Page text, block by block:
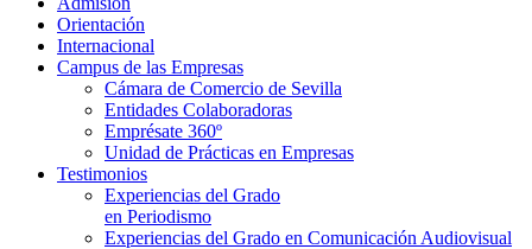
Orientación
Internacional
Campus de las Empresas
Cámara de Comercio de Sevilla
Entidades Colaboradoras
Emprésate 360º
Unidad de Prácticas en Empresas
Testimonios
Experiencias del Grado
en Periodismo
Experiencias del Grado en Comunicación Audiovisual